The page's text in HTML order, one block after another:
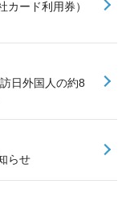
ード利用券）
日外国人の約8
らせ